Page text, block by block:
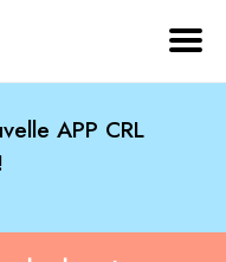
APP CRL